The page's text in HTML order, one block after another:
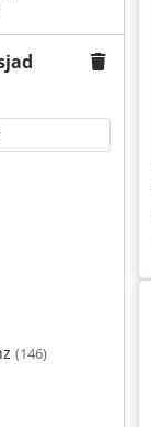
(146)